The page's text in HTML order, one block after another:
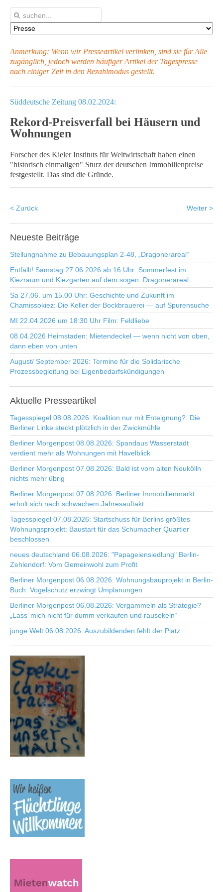
Anmerkung: Wenn wir Presseartikel verlinken, sind sie für Alle
zugänglich, jedoch werden häufiger Artikel der Tagespresse
nach einiger Zeit in den Bezahlmodus gestellt.
Süddeutsche Zeitung 08.02.2024:
Rekord-Preisverfall bei Häusern und
Wohnungen
Forscher des Kieler Instituts für Weltwirtschaft haben einen
"historisch einmaligen" Sturz der deutschen Immobilienpreise
festgestellt. Das sind die Gründe.
< Zurück Weiter >
Neueste Beiträge
Stellungnahme zu Bebauungsplan 2-48, „Dragonerareal“
Entfällt! Samstag 27.06.2026 ab 16 Uhr: Sommerfest im
Kiezraum und Kiezgarten auf dem sogen. Dragonerareal
Sa 27.06. um 15.00 Uhr: Geschichte und Zukunft im
Chamissokiez: Die Keller der Bockbrauerei — auf Spurensuche
MI 22.04.2026 um 18:30 Uhr Film: Feldliebe
08.04.2026 Heimstaden: Mietendeckel — wenn nicht von oben,
dann eben von unten
August/ September 2026: Termine für die Solidarische
Prozessbegleitung bei Eigenbedarfskündigungen
Aktuelle Presseartikel
Tagesspiegel 08.08.2026: Koalition nur mit Enteignung?: Die
Berliner Linke steckt plötzlich in der Zwickmühle
Berliner Morgenpost 08.08.2026: Spandaus Wasserstadt
verdient mehr als Wohnungen mit Havelblick
Berliner Morgenpost 07.08.2026: Bald ist vom alten Neukölln
nichts mehr übrig
Berliner Morgenpost 07.08.2026: Berliner Immobilienmarkt
erholt sich nach schwachem Jahresauftakt
Tagesspiegel 07.08.2026: Startschuss für Berlins größtes
Wohnungsprojekt: Baustart für das Schumacher Quartier
beschlossen
neues deutschland 06.08.2026: "Papageiensiedlung" Berlin-
Zehlendorf: Vom Gemeinwohl zum Profit
Berliner Morgenpost 06.08.2026: Wohnungsbauprojekt in Berlin-
Buch: Vogelschutz erzwingt Umplanungen
Berliner Morgenpost 06.08.2026: Vergammeln als Strategie?
„Lass’ mich nicht für dumm verkaufen und rausekeln“
junge Welt 06.08.2026: Auszubildenden fehlt der Platz